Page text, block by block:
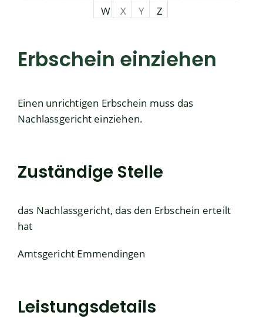
W
X Y Z
Erbschein einziehen
Einen unrichtigen Erbschein muss das
Nachlassgericht einziehen.
Zuständige Stelle
das Nachlassgericht, das den Erbschein erteilt
hat
Amtsgericht Emmendingen
Leistungsdetails